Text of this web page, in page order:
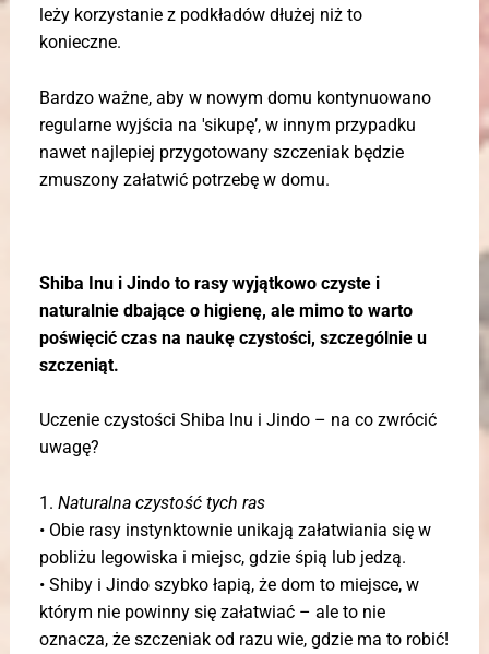
leży korzystanie z podkładów dłużej niż to
konieczne.
Bardzo ważne, aby w nowym domu kontynuowano
regularne wyjścia na 'sikupę’, w innym przypadku
nawet najlepiej przygotowany szczeniak będzie
zmuszony załatwić potrzebę w domu.
Shiba Inu i Jindo to rasy wyjątkowo czyste i
naturalnie dbające o higienę, ale mimo to warto
poświęcić czas na naukę czystości, szczególnie u
szczeniąt.
Uczenie czystości Shiba Inu i Jindo – na co zwrócić
uwagę?
1.Naturalna czystość tych ras
• Obie rasy instynktownie unikają załatwiania się w
pobliżu legowiska i miejsc, gdzie śpią lub jedzą.
• Shiby i Jindo szybko łapią, że dom to miejsce, w
którym nie powinny się załatwiać – ale to nie
oznacza, że szczeniak od razu wie, gdzie ma to robić!